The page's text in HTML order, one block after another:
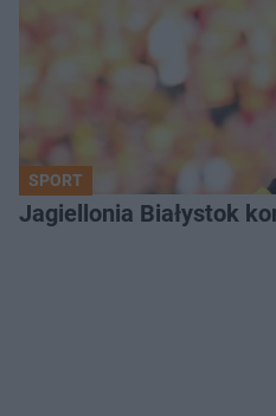
SPORT
Jagiellonia Białystok